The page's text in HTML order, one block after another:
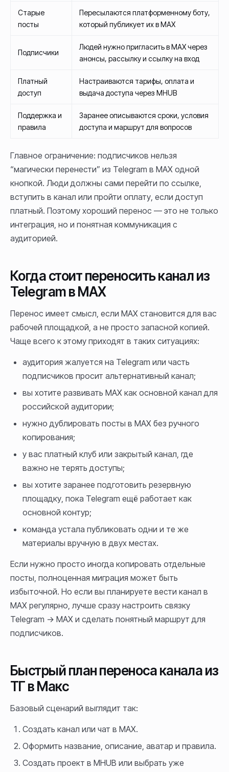
Старые
посты
Пересылаются платформенному боту,
который публикует их в MAX
Подписчики
Людей нужно пригласить в MAX через
анонсы, рассылку и ссылку на вход
Платный
доступ
Настраиваются тарифы, оплата и
выдача доступа через MHUB
Поддержка и
правила
Заранее описываются сроки, условия
доступа и маршрут для вопросов
Главное ограничение: подписчиков нельзя
“магически перенести” из Telegram в MAX одной
кнопкой. Люди должны сами перейти по ссылке,
вступить в канал или пройти оплату, если доступ
платный. Поэтому хороший перенос — это не только
интеграция, но и понятная коммуникация с
аудиторией.
Когда стоит переносить канал из
Telegram в MAX
Перенос имеет смысл, если MAX становится для вас
рабочей площадкой, а не просто запасной копией.
Чаще всего к этому приходят в таких ситуациях:
аудитория жалуется на Telegram или часть
подписчиков просит альтернативный канал;
вы хотите развивать MAX как основной канал для
российской аудитории;
нужно дублировать посты в MAX без ручного
копирования;
у вас платный клуб или закрытый канал, где
важно не терять доступы;
вы хотите заранее подготовить резервную
площадку, пока Telegram ещё работает как
основной контур;
команда устала публиковать одни и те же
материалы вручную в двух местах.
Если нужно просто иногда копировать отдельные
посты, полноценная миграция может быть
избыточной. Но если вы планируете вести канал в
MAX регулярно, лучше сразу настроить связку
Telegram → MAX и сделать понятный маршрут для
подписчиков.
Быстрый план переноса канала из
ТГ в Макс
Базовый сценарий выглядит так:
Создать канал или чат в MAX.
Оформить название, описание, аватар и правила.
Создать проект в MHUB или выбрать уже